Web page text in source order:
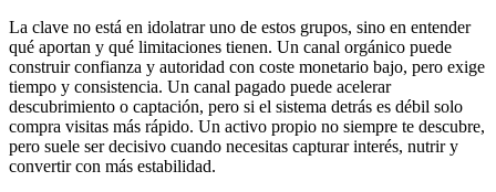
La clave no está en idolatrar uno de estos grupos, sino en entender
qué aportan y qué limitaciones tienen. Un canal orgánico puede
construir confianza y autoridad con coste monetario bajo, pero exige
tiempo y consistencia. Un canal pagado puede acelerar
descubrimiento o captación, pero si el sistema detrás es débil solo
compra visitas más rápido. Un activo propio no siempre te descubre,
pero suele ser decisivo cuando necesitas capturar interés, nutrir y
convertir con más estabilidad.